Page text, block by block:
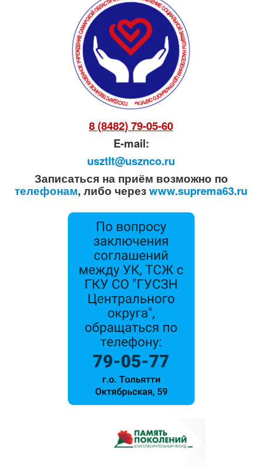
8 (8482) 79-05-60
E-mail:
usztlt@usznco.ru
Записаться на приём возможно по
телефонам, либо черезwww.suprema63.ru